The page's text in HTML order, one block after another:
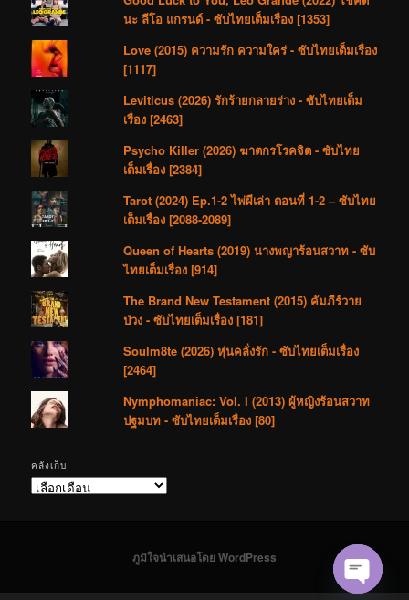
นะ ลีโอ แกรนด์ - ซับไทยเต็มเรื่อง [1353]
Love (2015) ความรัก ความใคร่ - ซับไทยเต็มเรื่อง
[1117]
Leviticus (2026) รักร้ายกลายร่าง - ซับไทยเต็ม
เรื่อง [2463]
Psycho Killer (2026) ฆาตกรโรคจิต - ซับไทย
เต็มเรื่อง [2384]
Tarot (2024) Ep.1-2 ไพ่ผีเล่า ตอนที่ 1-2 – ซับไทย
เต็มเรื่อง [2088-2089]
Queen of Hearts (2019) นางพญาร้อนสวาท - ซับ
ไทยเต็มเรื่อง [914]
The Brand New Testament (2015) คัมภีร์วาย
ป่วง - ซับไทยเต็มเรื่อง [181]
Soulm8te (2026) หุ่นคลั่งรัก - ซับไทยเต็มเรื่อง
[2464]
Nymphomaniac: Vol. I (2013) ผู้หญิงร้อนสวาท
ปฐมบท - ซับไทยเต็มเรื่อง [80]
คลังเก็บ
คลัง
ภูมิใจนำเสนอโดย WordPress